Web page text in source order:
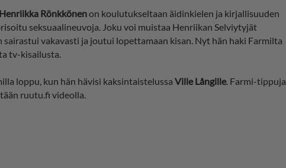
Henriikka Rönkkönenon koulutukseltaan äidinkielen ja kirjallisuuden
seksuaalineuvoja. Joku voi muistaa Henriikan Selviytyjät
sairastui vakavasti ja joutui lopettamaan kisan. Nyt hän haki Farmilta
tv-kisailusta.
loppu, kun hän hävisi kaksintaistelussa Ville Långille. Farmi-tippuja
ruutu.fi videolla.